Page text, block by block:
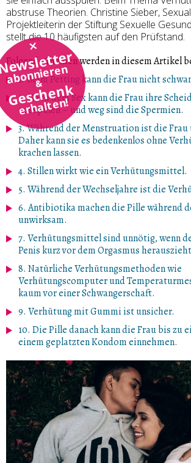
abonnieren
&
Geschenk
erhalten!
abstruse Theorien. Christine Sieber,
Projektleiterin der Stiftung Sexuelle
stellt die 10 häufigsten auf den Prüfstand.
Folgende Themen werden in diesem Artikel
1. Beim Petting kann die Frau nicht
2. Nach dem Sex kann die Frau ihre
ausspülen – und weg sind die Spermien.
3. Während der Menstruation ist die
Daher kann sie es bedenkenlos ohne
krachen lassen.
4. Stillen wirkt wie ein Verhütungsmittel.
5. Während der Wechseljahre ist die
6. Antibiotika machen die Pille während
unwirksam.
7. Verhütungsmittel sind unnötig, wenn
Penis kurz vor dem Orgasmus
8. Natürliche Verhütungsmethoden wie
Verhütungscomputer und
kaum vor einer Schwangerschaft.
9. Verhütung mit Gummi ist unsicher.
10. Die Pille danach kann die Frau bis zu
einem geplatzten Kondom einnehmen.